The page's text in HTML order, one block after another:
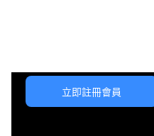
立即註冊會員